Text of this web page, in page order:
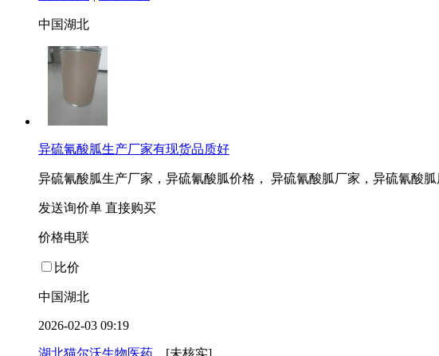
中国湖北
异硫氰酸胍生产厂家有现货品质好
异硫氰酸胍生产厂家，异硫氰酸胍价格， 异硫氰酸胍厂家，异硫氰酸
发送询价单 直接购买
价格电联
比价
中国湖北
2026-02-03 09:19